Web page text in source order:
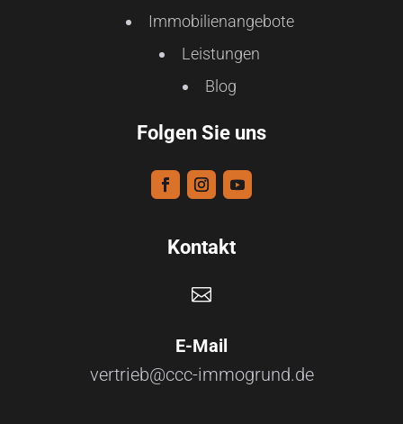
Immobilienangebote
Leistungen
Blog
Folgen Sie uns
Kontakt

E-Mail
vertrieb@ccc-immogrund.de